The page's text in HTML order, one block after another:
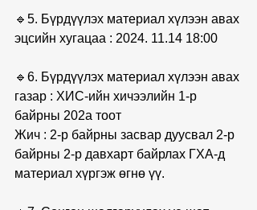
🔹5. Бүрдүүлэх материал хүлээн авах
эцсийн хугацаа : 2024. 11.14 18:00
🔹6. Бүрдүүлэх материал хүлээн авах
газар : ХИС-ийн хичээлийн 1-р
байрны 202а тоот
Жич : 2-р байрны засвар дуусвал 2-р
байрны 2-р давхарт байрлах ГХА-д
материал хүргэж өгнө үү.